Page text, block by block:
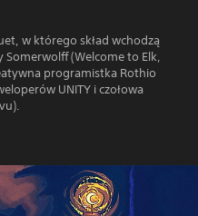
w którego skład wchodzą
(Welcome to Elk,
programistka Rothio
UNITY i czołowa